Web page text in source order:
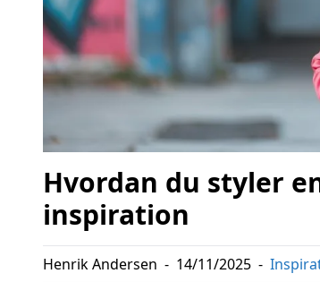
Hvordan du styler
inspiration
Henrik Andersen - 14/11/2025 -